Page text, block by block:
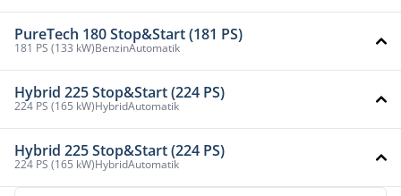
PureTech 180 Stop&Start (181 PS)
181 PS (133 kW)BenzinAutomatik
Hybrid 225 Stop&Start (224 PS)
224 PS (165 kW)HybridAutomatik
Hybrid 225 Stop&Start (224 PS)
224 PS (165 kW)HybridAutomatik